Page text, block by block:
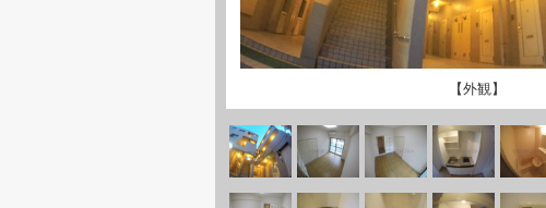
【外観】